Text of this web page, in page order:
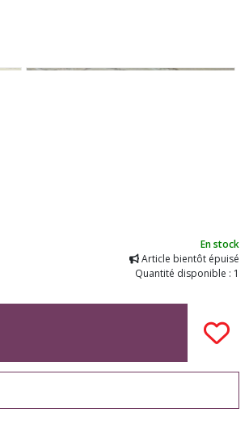
En stock
Article bientôt épuisé
Quantité disponible : 1